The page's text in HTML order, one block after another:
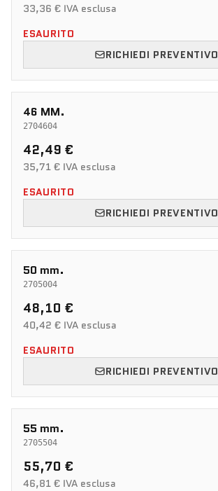
33,36 € IVA esclusa
ESAURITO
RICHIEDI PREVENTIVO
46 MM.
2704604
42,49 €
35,71 € IVA esclusa
ESAURITO
RICHIEDI PREVENTIVO
50 mm.
2705004
48,10 €
40,42 € IVA esclusa
ESAURITO
RICHIEDI PREVENTIVO
55 mm.
2705504
55,70 €
46,81 € IVA esclusa